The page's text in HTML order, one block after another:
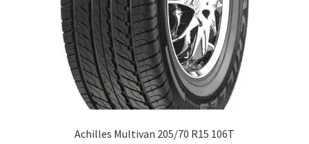
Achilles Multivan 205/70 R15 106T